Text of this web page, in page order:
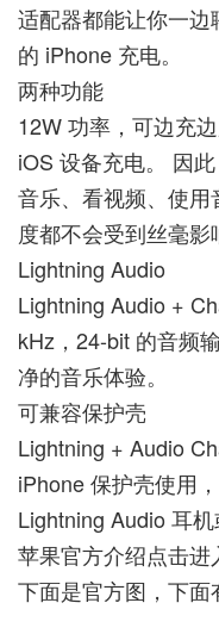
适配器都能让你一
的 iPhone 充电。
两种功能
12W 功率，可边充
iOS 设备充电。 因
音乐、看视频、使
度都不会受到丝毫影
Lightning Audio
Lightning Audio +
kHz，24-bit 的音频
净的音乐体验。
可兼容保护壳
Lightning + Audio
iPhone 保护壳使用
Lightning Audio 耳机
苹果官方介绍点击进
下面是官方图，下面